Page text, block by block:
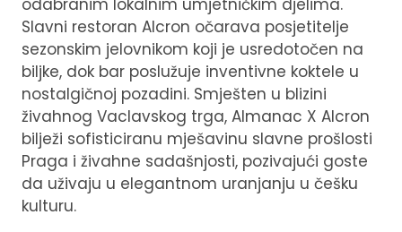
odabranim lokalnim umjetničkim djelima.
Slavni restoran Alcron očarava posjetitelje
sezonskim jelovnikom koji je usredotočen na
biljke, dok bar poslužuje inventivne koktele u
nostalgičnoj pozadini. Smješten u blizini
živahnog Vaclavskog trga, Almanac X Alcron
bilježi sofisticiranu mješavinu slavne prošlosti
Praga i živahne sadašnjosti, pozivajući goste
da uživaju u elegantnom uranjanju u češku
kulturu.